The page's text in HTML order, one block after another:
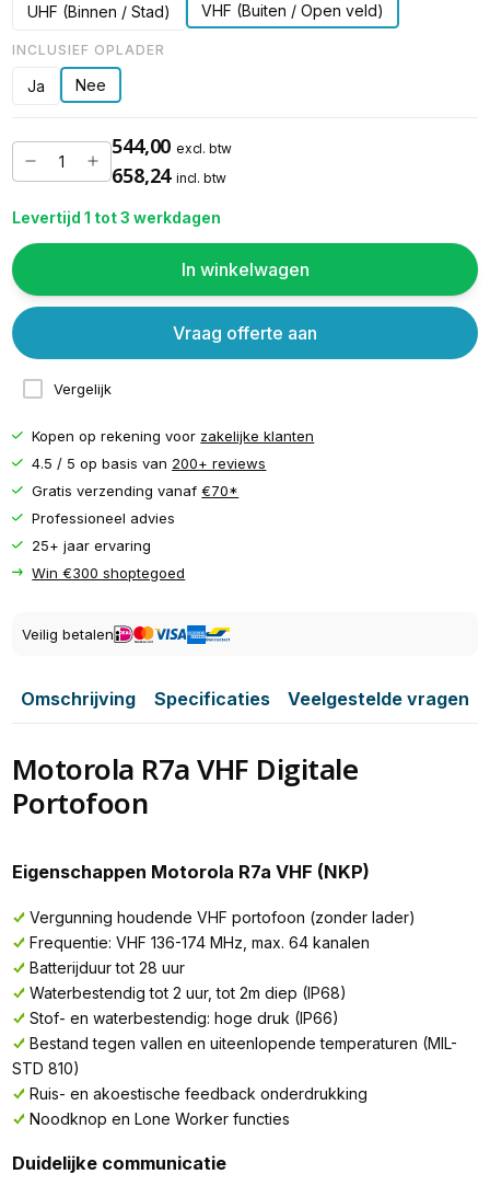
UHF (Binnen / Stad) VHF (Buiten / Open veld)
INCLUSIEF OPLADER
Ja Nee
544,00 excl. btw
658,24 incl. btw
Levertijd 1 tot 3 werkdagen
In winkelwagen
Vergelijk
Vraag offerte aan
Kopen op rekening voor zakelijke klanten
4.5 / 5 op basis van 200+ reviews
Gratis verzending vanaf€70*
Professioneel advies
25+ jaar ervaring
Win €300 shoptegoed
Veilig betalen
Omschrijving Specificaties Veelgestelde vragen
Motorola R7a VHF Digitale
Portofoon
Eigenschappen Motorola R7a VHF (NKP)
Vergunning houdende VHF portofoon (zonder lader)
Frequentie: VHF 136-174 MHz, max. 64 kanalen
Batterijduur tot 28 uur
Waterbestendig tot 2 uur, tot 2m diep (IP68)
Stof- en waterbestendig: hoge druk (IP66)
Bestand tegen vallen en uiteenlopende temperaturen (MIL-
STD 810)
Ruis- en akoestische feedback onderdrukking
Noodknop en Lone Worker functies
Duidelijke communicatie